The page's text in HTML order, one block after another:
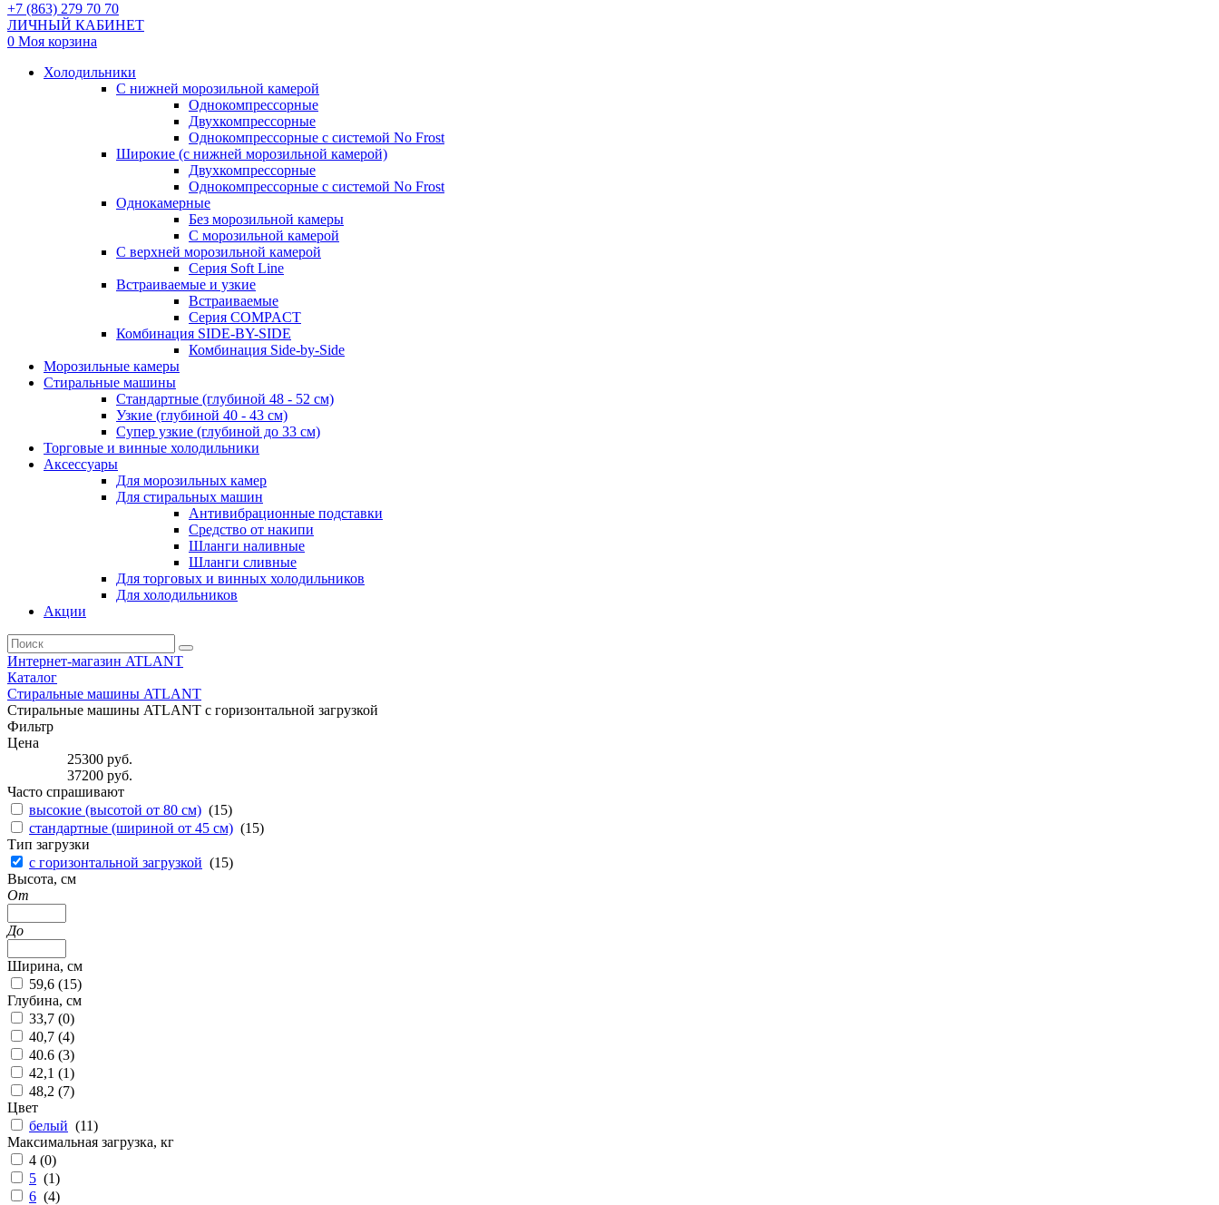
+7 (863) 279 70 70
ЛИЧНЫЙ КАБИНЕТ
0 Моя корзина
Холодильники
С нижней морозильной камерой
Однокомпрессорные
Двухкомпрессорные
Однокомпрессорные с системой No Frost
Широкие (с нижней морозильной камерой)
Двухкомпрессорные
Однокомпрессорные с системой No Frost
Однокамерные
Без морозильной камеры
С морозильной камерой
С верхней морозильной камерой
Серия Soft Line
Встраиваемые и узкие
Встраиваемые
Серия СOMPACT
Комбинация SIDE-BY-SIDE
Комбинация Side-by-Side
Морозильные камеры
Стиральные машины
Стандартные (глубиной 48 - 52 см)
Узкие (глубиной 40 - 43 см)
Супер узкие (глубиной до 33 см)
Торговые и винные холодильники
Аксессуары
Для морозильных камер
Для стиральных машин
Антивибрационные подставки
Средство от накипи
Шланги наливные
Шланги сливные
Для торговых и винных холодильников
Для холодильников
Акции
Интернет-магазин ATLANT
Каталог
Стиральные машины ATLANT
Стиральные машины ATLANT с горизонтальной загрузкой
Фильтр
Цена
25300 руб.
37200 руб.
Часто спрашивают
высокие (высотой от 80 см) (15)
стандартные (шириной от 45 см) (15)
Тип загрузки
с горизонтальной загрузкой (15)
Высота, см
От
До
Ширина, см
59,6 (15)
Глубина, см
33,7 (0)
40,7 (4)
40.6 (3)
42,1 (1)
48,2 (7)
Цвет
белый (11)
Максимальная загрузка, кг
4 (0)
5 (1)
6 (4)